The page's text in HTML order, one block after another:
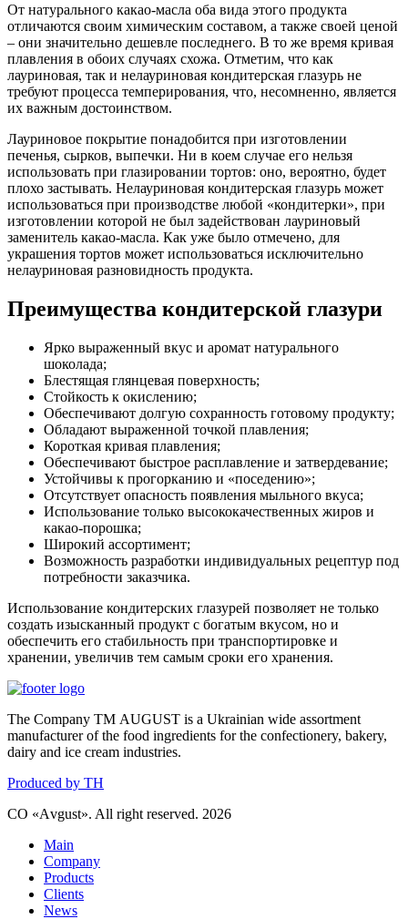
От натурального какао-масла оба вида этого продукта
отличаются своим химическим составом, а также своей ценой
– они значительно дешевле последнего. В то же время кривая
плавления в обоих случаях схожа. Отметим, что как
лауриновая, так и нелауриновая кондитерская глазурь не
требуют процесса темперирования, что, несомненно, является
их важным достоинством.
Лауриновое покрытие понадобится при изготовлении
печенья, сырков, выпечки. Ни в коем случае его нельзя
использовать при глазировании тортов: оно, вероятно, будет
плохо застывать. Нелауриновая кондитерская глазурь может
использоваться при производстве любой «кондитерки», при
изготовлении которой не был задействован лауриновый
заменитель какао-масла. Как уже было отмечено, для
украшения тортов может использоваться исключительно
нелауриновая разновидность продукта.
Преимущества кондитерской глазури
Ярко выраженный вкус и аромат натурального
шоколада;
Блестящая глянцевая поверхность;
Стойкость к окислению;
Обеспечивают долгую сохранность готовому продукту;
Обладают выраженной точкой плавления;
Короткая кривая плавления;
Обеспечивают быстрое расплавление и затвердевание;
Устойчивы к прогорканию и «поседению»;
Отсутствует опасность появления мыльного вкуса;
Использование только высококачественных жиров и
какао-порошка;
Широкий ассортимент;
Возможность разработки индивидуальных рецептур под
потребности заказчика.
Использование кондитерских глазурей позволяет не только
создать изысканный продукт с богатым вкусом, но и
обеспечить его стабильность при транспортировке и
хранении, увеличив тем самым сроки его хранения.
The Company ТМ AUGUST is a Ukrainian wide assortment
manufacturer of the food ingredients for the confectionery, bakery,
dairy and ice cream industries.
Produced by TH
CO «Аvgust». All right reserved. 2026
Main
Company
Products
Clients
News